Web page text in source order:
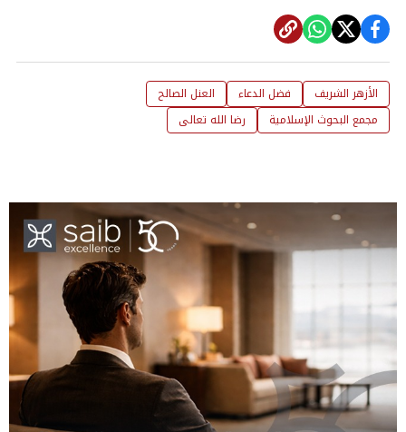
الأزهر الشريف فضل الدعاء
العنل الصالح
مجمع البحوث الإسلامية
رضا الله تعالى